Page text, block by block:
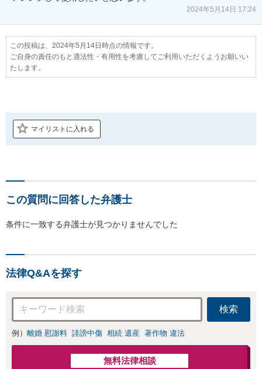
2024年5月14日 17:24
この投稿は、2024年5月14日時点の情報です。
ご自身の責任のもと適法性・有用性を考慮してご利用いただくようお願いい
たします。
マイリストに入れる
この質問に回答した弁護士
条件に一致する弁護士が見つかりませんでした
法律Q&Aを探す
検索
例） 離婚 慰謝料 誹謗中傷 相続 遺産 著作物 違法
無料法律相談